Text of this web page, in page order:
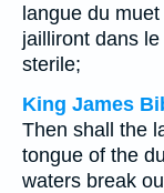
langue du
jailliront dans
sterile;
King James
Then shall the
tongue of the
waters break